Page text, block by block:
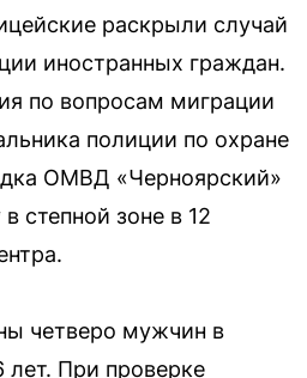
раскрыли случай
иностранных граждан.
по вопросам миграции
полиции по охране
ОМВД «Черноярский»
степной зоне в 12
четверо мужчин в
лет. При проверке